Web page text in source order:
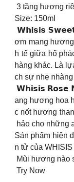
3 tầng hương
Size: 150ml
𝗪𝗵𝗶𝘀𝗶𝘀
ơm mang
h tế giữa hổ
hàng khác. Là
ch sự nhẹ
𝗪𝗵𝗶𝘀𝗶𝘀 𝗥𝗼𝘀𝗲
ang hương hoa
c nốt hương
hảo cho những
Sản phẩm hiện
n tử của
Mùi hương nào
Try Now